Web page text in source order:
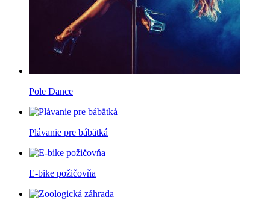
Pole Dance
Plávanie pre bábätká
E-bike požičovňa